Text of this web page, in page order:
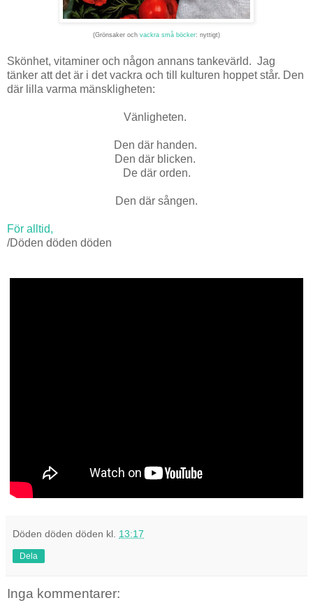
(Grönsaker och vackra små böcker: nyttigt)
Skönhet, vitaminer och någon annans tankevärld. Jag
tänker att det är i det vackra och till kulturen hoppet står. Den
där lilla varma mänskligheten:
Vänligheten.
Den där handen.
Den där blicken.
De där orden.
Den där sången.
För alltid,
/Döden döden döden
Döden döden döden kl. 13:17
Dela
Inga kommentarer: